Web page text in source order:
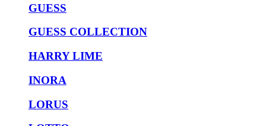
GUESS
GUESS COLLECTION
HARRY LIME
INORA
LORUS